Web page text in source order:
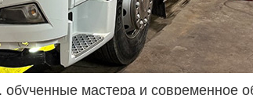
обученные мастера и современное